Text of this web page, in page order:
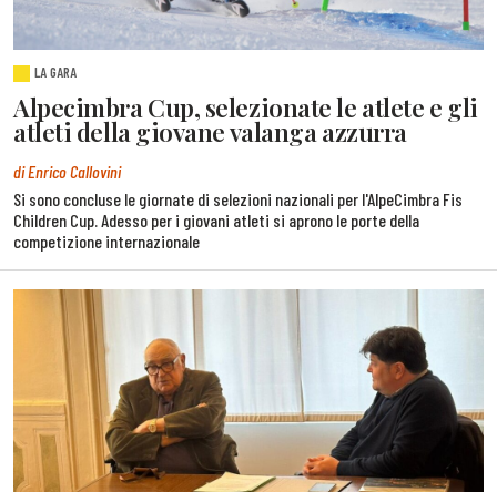
LA GARA
Alpecimbra Cup, selezionate le atlete e gli
atleti della giovane valanga azzurra
di Enrico Callovini
Si sono concluse le giornate di selezioni nazionali per l'AlpeCimbra Fis
Children Cup. Adesso per i giovani atleti si aprono le porte della
competizione internazionale